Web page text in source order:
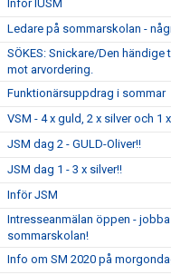
Inför IUSM
Ledare på sommarskolan -
SÖKES: Snickare/Den
mot arvordering.
Funktionärsuppdrag i sommar
VSM - 4 x guld, 2 x silver och 1
JSM dag 2 - GULD-Oliver!!
JSM dag 1 - 3 x silver!!
Inför JSM
Intresseanmälan öppen -
sommarskolan!
Info om SM 2020 på